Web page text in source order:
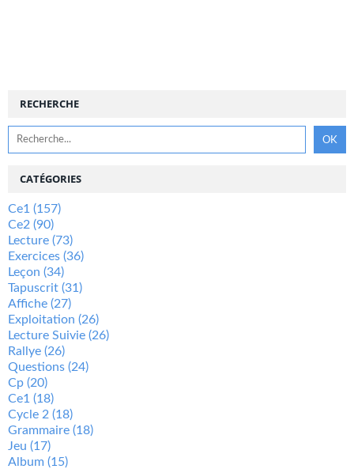
RECHERCHE
CATÉGORIES
Ce1 (157)
Ce2 (90)
Lecture (73)
Exercices (36)
Leçon (34)
Tapuscrit (31)
Affiche (27)
Exploitation (26)
Lecture Suivie (26)
Rallye (26)
Questions (24)
Cp (20)
Ce1 (18)
Cycle 2 (18)
Grammaire (18)
Jeu (17)
Album (15)